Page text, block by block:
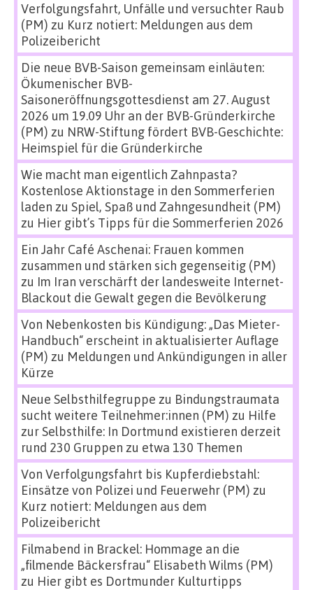
Verfolgungsfahrt, Unfälle und versuchter Raub
(PM) zu Kurz notiert: Meldungen aus dem
Polizeibericht
Die neue BVB-Saison gemeinsam einläuten:
Ökumenischer BVB-
Saisoneröffnungsgottesdienst am 27. August
2026 um 19.09 Uhr an der BVB-Gründerkirche
(PM) zu NRW-Stiftung fördert BVB-Geschichte:
Heimspiel für die Gründerkirche
Wie macht man eigentlich Zahnpasta?
Kostenlose Aktionstage in den Sommerferien
laden zu Spiel, Spaß und Zahngesundheit (PM)
zu Hier gibt’s Tipps für die Sommerferien 2026
Ein Jahr Café Aschenai: Frauen kommen
zusammen und stärken sich gegenseitig (PM)
zu Im Iran verschärft der landesweite Internet-
Blackout die Gewalt gegen die Bevölkerung
Von Nebenkosten bis Kündigung: „Das Mieter-
Handbuch“ erscheint in aktualisierter Auflage
(PM) zu Meldungen und Ankündigungen in aller
Kürze
Neue Selbsthilfegruppe zu Bindungstraumata
sucht weitere Teilnehmer:innen (PM) zu Hilfe
zur Selbsthilfe: In Dortmund existieren derzeit
rund 230 Gruppen zu etwa 130 Themen
Von Verfolgungsfahrt bis Kupferdiebstahl:
Einsätze von Polizei und Feuerwehr (PM) zu
Kurz notiert: Meldungen aus dem
Polizeibericht
Filmabend in Brackel: Hommage an die
„filmende Bäckersfrau“ Elisabeth Wilms (PM)
zu Hier gibt es Dortmunder Kulturtipps